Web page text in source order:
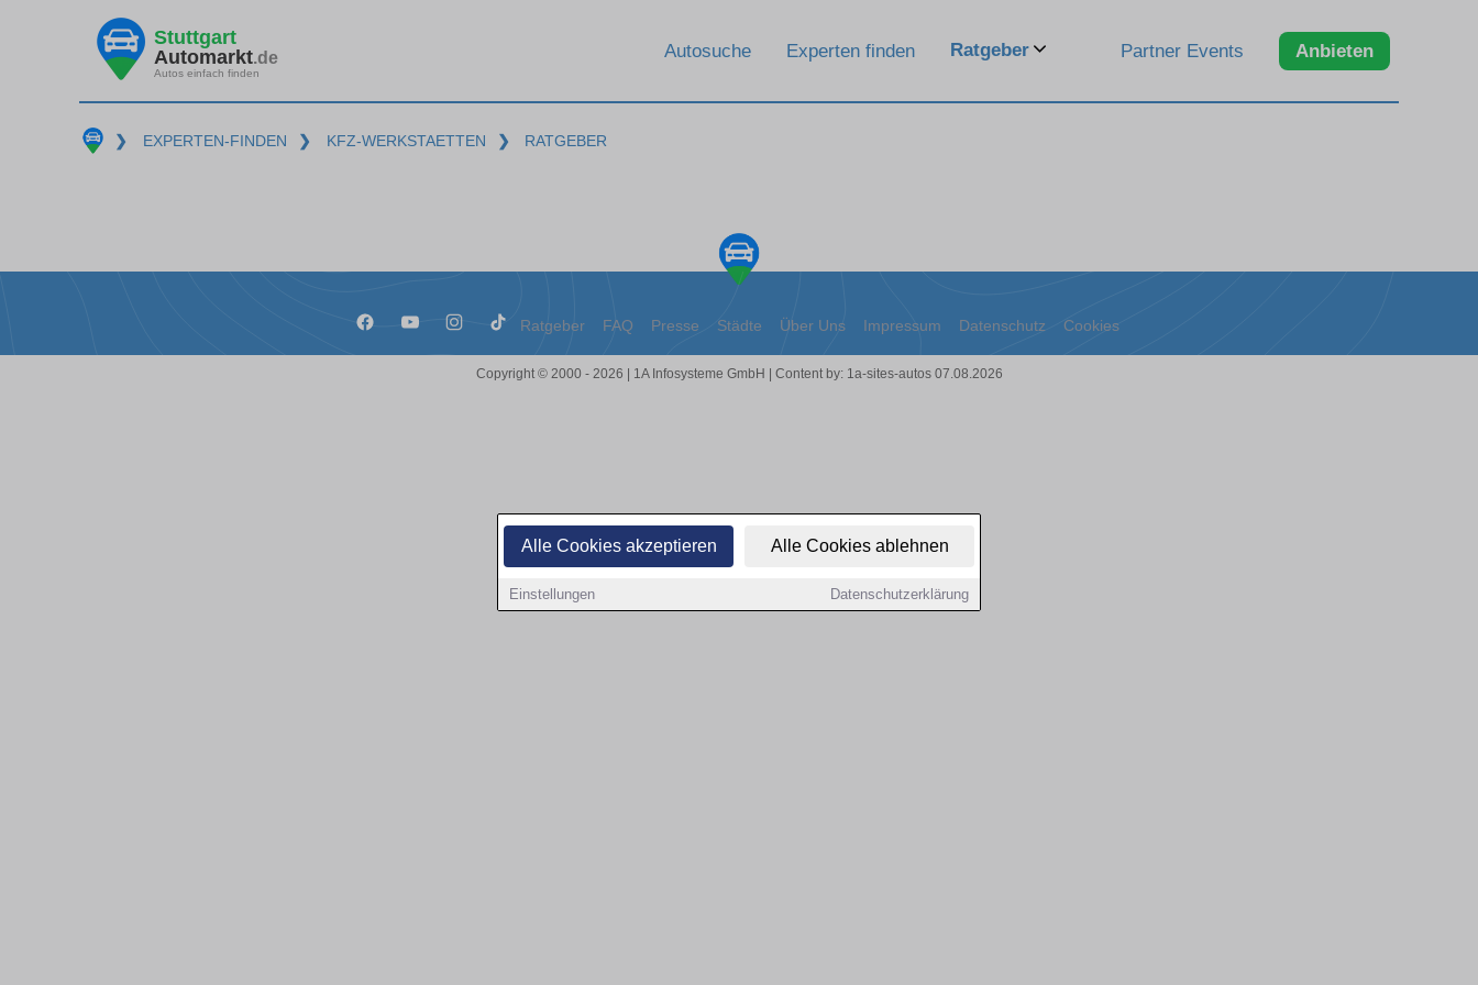
Alle Cookies akzeptieren Alle Cookies ablehnen
Einstellungen Datenschutzerklärung
Stuttgart
Automarkt.de
Autos einfach finden
Autosuche Experten finden Ratgeber Partner Events Anbieten
❯ EXPERTEN-FINDEN ❯ KFZ-WERKSTAETTEN ❯ RATGEBER
Ratgeber FAQ Presse Städte Über Uns Impressum Datenschutz Cookies
Copyright © 2000 - 2026 | 1A Infosysteme GmbH | Content by: 1a-sites-autos 07.08.2026